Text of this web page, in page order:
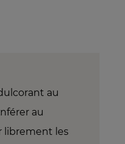
au
au
librement les